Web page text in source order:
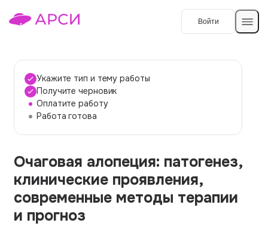
Войти
Темы работ
О сервисе
О компании
Наши гарантии
Порядок оплаты
Контакты
Укажите тип и тему работы
Получите черновик
Оплатите работу
Работа готова
Очаговая алопеция: патогенез,
клинические проявления,
современные методы терапии
и прогноз